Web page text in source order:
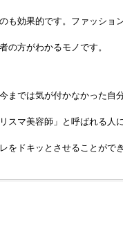
も効果的です。ファッショ
の方がわかるモノです。
までは気が付かなかった自
スマ美容師」と呼ばれる人
ドキッとさせることがで